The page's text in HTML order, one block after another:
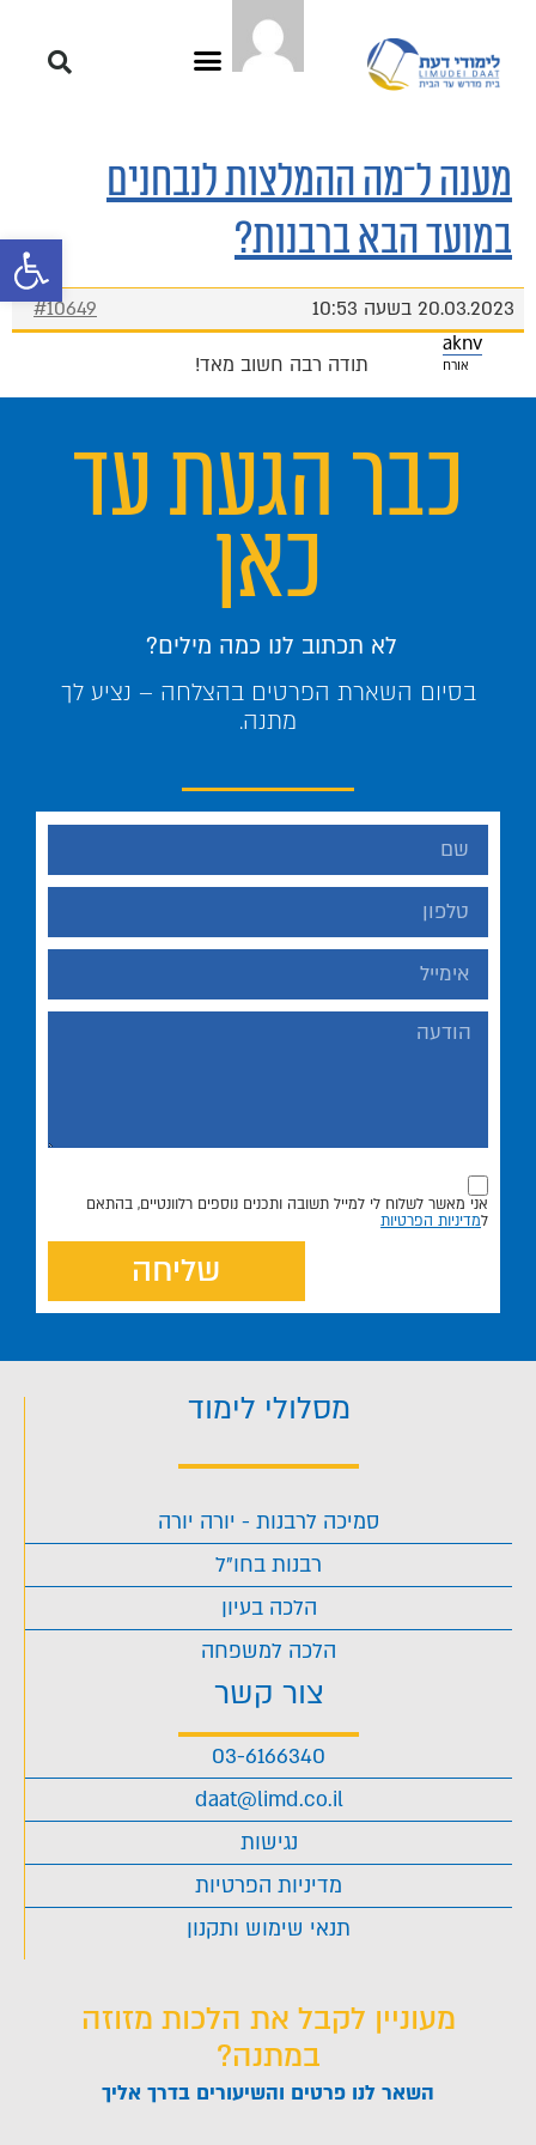
פתח
מענה ל־מה ההמלצות לנבחנים
במועד הבא ברבנות?
20.03.2023 בשעה 10:53
#10649
aknv
אורח תודה רבה חשוב מאד!
כבר הגעת עד
כאן
לא תכתוב לנו כמה מילים?
בסיום השארת הפרטים בהצלחה – נציע לך
מתנה.
אני מאשר לשלוח לי למייל תשובה ותכנים נוספים רלוונטיים, בהתאם
למדיניות הפרטיות
שליחה
מסלולי לימוד
סמיכה לרבנות - יורה יורה
רבנות בחו"ל
הלכה בעיון
הלכה למשפחה
צור קשר
03-6166340
daat@limd.co.il
נגישות
מדיניות הפרטיות
תנאי שימוש ותקנון
מעוניין לקבל את הלכות מזוזה
במתנה?
השאר לנו פרטים והשיעורים בדרך אליך